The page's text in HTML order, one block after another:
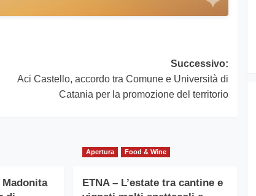
Successivo:
Aci Castello, accordo tra Comune e Università di
Catania per la promozione del territorio
Apertura Food & Wine
ETNA – L’estate tra cantine e